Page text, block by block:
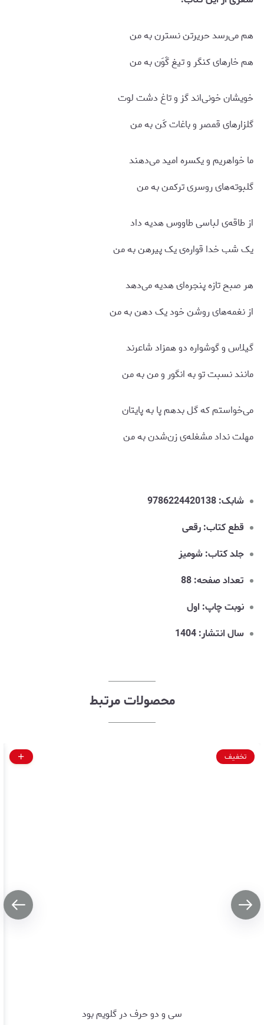
هم می‌رسد حریرتن نسترن به من
هم خارهای کنگر و تیغ گَوَن به من
خویشان خونی‌اند گز و تاغ دشت لوت
گلزارهای قمصر و باغات کَن به من
ما خواهریم و یکسره امید می‌دهند
گلبوته‌های روسری ترکمن به من
از طاقه‌ی لباسی طاووس هدیه داد
یک شب خدا قواره‌ی یک پیرهن به من
هر صبح تازه پنجره‌ای هدیه می‌دهد
از نغمه‌های روشن خود یک دهن به من
گیلاس و گوشواره دو همزاد شاعرند
مانند نسبت تو به انگور و من به من
می‌خواستم که گل بدهم پا به پایتان
مهلت نداد مشغله‌ی زن‌شدن به من
شابک: 9786224420138
قطع کتاب: رقعی
جلد کتاب: شومیز
تعداد صفحه: 88
نوبت چاپ: اول
سال انتشار: 1404
محصولات مرتبط
تخفیف
سی و دو حرف در گلویم بود